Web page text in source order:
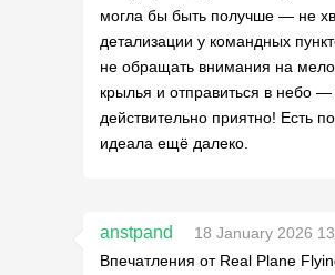
могла бы быть получше — не
детализации у командных
не обращать внимания на
крылья и отправиться в небо —
действительно приятно! Есть
идеала ещё далеко.
anstpand
18 January 2026
Впечатления от Real Plane